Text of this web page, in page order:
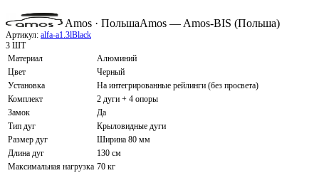
Amos · ПольшаAmos — Amos-BIS (Польша)
Артикул: alfa-a1.3lBlack
3 ШТ
Материал
Алюминий
Цвет
Черный
Установка
На интегрированные рейлинги (без просвета)
Комплект
2 дуги + 4 опоры
Замок
Да
Тип дуг
Крыловидные дуги
Размер дуг
Ширина 80 мм
Длина дуг
130 см
Максимальная нагрузка 70 кг